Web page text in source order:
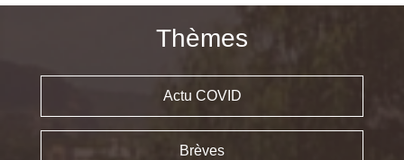
Thèmes
Actu COVID
Brèves